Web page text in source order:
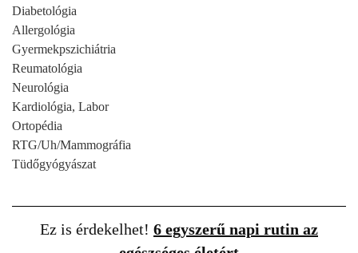
Diabetológia
Allergológia
Gyermekpszichiátria
Reumatológia
Neurológia
Kardiológia, Labor
Ortopédia
RTG/Uh/Mammográfia
Tüdőgyógyászat
Ez is érdekelhet! 6 egyszerű napi rutin az